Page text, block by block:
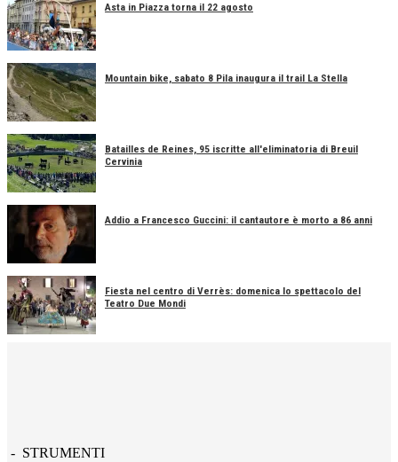
Asta in Piazza torna il 22 agosto
Mountain bike, sabato 8 Pila inaugura il trail La Stella
Batailles de Reines, 95 iscritte all'eliminatoria di Breuil
Cervinia
Addio a Francesco Guccini: il cantautore è morto a 86 anni
Fiesta nel centro di Verrès: domenica lo spettacolo del
Teatro Due Mondi
- STRUMENTI